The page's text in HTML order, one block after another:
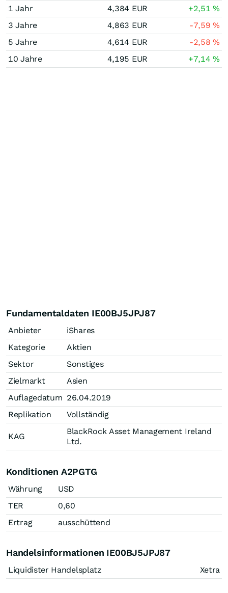
1 Jahr 4,384 EUR +2,51%
3 Jahre
4,863 EUR -7,59%
5 Jahre
4,614 EUR -2,58%
10 Jahre
4,195 EUR +7,14%
Fundamentaldaten IE00BJ5JPJ87
Anbieter
iShares
Kategorie
Aktien
Sektor
Sonstiges
Zielmarkt
Asien
Auflagedatum 26.04.2019
Replikation
Vollständig
KAG
BlackRock Asset Management Ireland
Ltd.
Konditionen A2PGTG
Währung
USD
TER
0,60
Ertrag
ausschüttend
Handelsinformationen IE00BJ5JPJ87
Liquidister Handelsplatz Xetra